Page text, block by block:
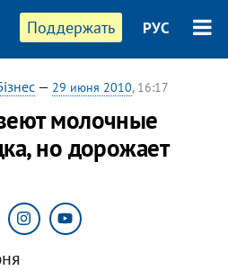
Поддержать РУС
— 29 июня 2010, 16:17
молочные
но дорожает